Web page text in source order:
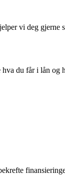
vi deg gjerne
du får i lån